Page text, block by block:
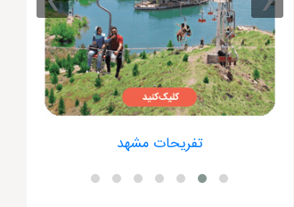
هتل های مشهد